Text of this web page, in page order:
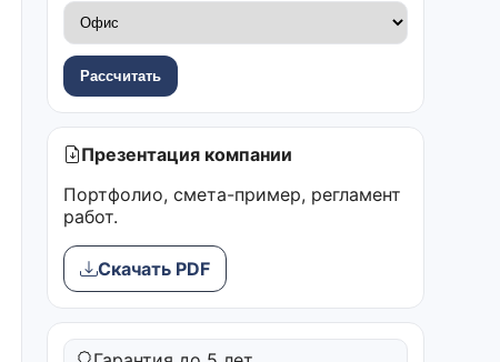
Рассчитать
Презентация компании
Портфолио, смета-пример, регламент
работ.
Скачать PDF